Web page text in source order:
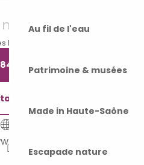
Au fil de l'eau
Patrimoine & musées
Made in Haute-Saône
Escapade nature
définis
horaires
65 69 ▒▒
nous